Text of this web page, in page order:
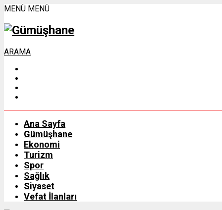
MENÜ MENÜ
ARAMA
Ana Sayfa
Gümüşhane
Ekonomi
Turizm
Spor
Sağlık
Siyaset
Vefat İlanları